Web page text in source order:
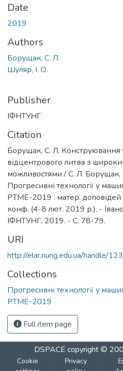
Date
2019
Authors
Борущак, С. Л.
Шуляр, І. О.
Publisher
ІФНТУНГ
Citation
Борущак, С. Л. Конструювання
відцентрового литва з
можливостями / С. Л. Борущак,
Прогресивні технології у
РТМЕ-2019 : матер. доповідей
конф. (4-8 лют. 2019 р.). -
ІФНТУНГ, 2019. - С. 78-79.
URI
http://elar.nung.edu.ua/handle/
Collections
Прогресивні технології у
РТМЕ-2019
Full item page
DSPACE copyright ©
Cookie
Privacy